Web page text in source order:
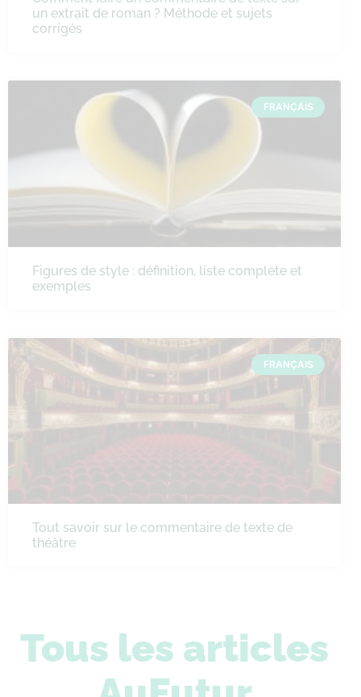
un extrait de roman ? Méthode et sujets
corrigés
FRANÇAIS
Figures de style : définition, liste complète et
exemples
FRANÇAIS
Tout savoir sur le commentaire de texte de
théâtre
Tous les articles